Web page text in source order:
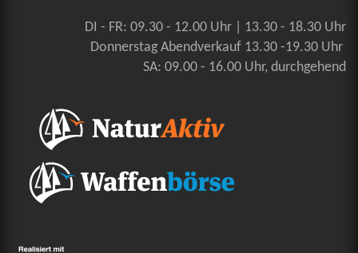
DI - FR: 09.30 - 12.00 Uhr | 13.30 - 18.30 Uhr
Donnerstag Abendverkauf 13.30 -19.30 Uhr
SA: 09.00 - 16.00 Uhr, durchgehend